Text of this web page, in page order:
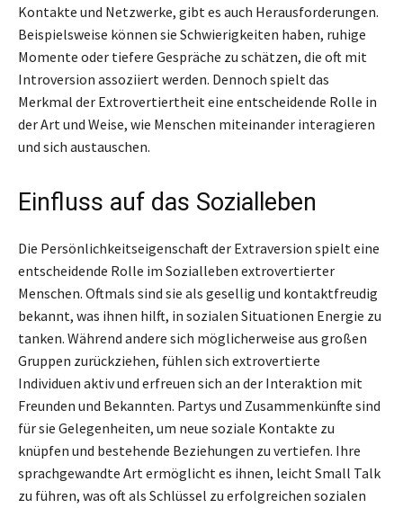
Kontakte und Netzwerke, gibt es auch Herausforderungen.
Beispielsweise können sie Schwierigkeiten haben, ruhige
Momente oder tiefere Gespräche zu schätzen, die oft mit
Introversion assoziiert werden. Dennoch spielt das
Merkmal der Extrovertiertheit eine entscheidende Rolle in
der Art und Weise, wie Menschen miteinander interagieren
und sich austauschen.
Einfluss auf das Sozialleben
Die Persönlichkeitseigenschaft der Extraversion spielt eine
entscheidende Rolle im Sozialleben extrovertierter
Menschen. Oftmals sind sie als gesellig und kontaktfreudig
bekannt, was ihnen hilft, in sozialen Situationen Energie zu
tanken. Während andere sich möglicherweise aus großen
Gruppen zurückziehen, fühlen sich extrovertierte
Individuen aktiv und erfreuen sich an der Interaktion mit
Freunden und Bekannten. Partys und Zusammenkünfte sind
für sie Gelegenheiten, um neue soziale Kontakte zu
knüpfen und bestehende Beziehungen zu vertiefen. Ihre
sprachgewandte Art ermöglicht es ihnen, leicht Small Talk
zu führen, was oft als Schlüssel zu erfolgreichen sozialen